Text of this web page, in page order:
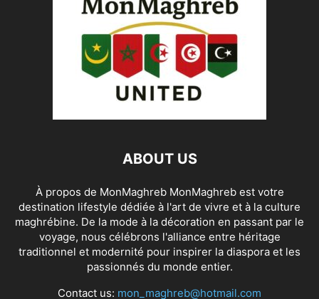
ABOUT US
À propos de MonMaghreb MonMaghreb est votre
destination lifestyle dédiée à l'art de vivre et à la culture
maghrébine. De la mode à la décoration en passant par le
voyage, nous célébrons l'alliance entre héritage
traditionnel et modernité pour inspirer la diaspora et les
passionnés du monde entier.
Contact us: mon_maghreb@hotmail.com